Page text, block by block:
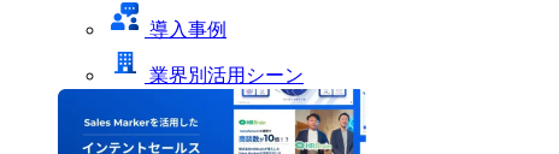
導入事例
業界別活用シーン